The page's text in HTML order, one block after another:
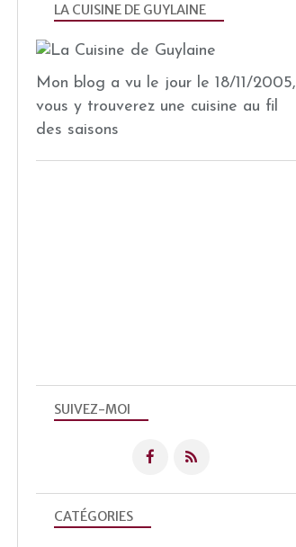
SUIVEZ-MOI
LA CUISINE DE GUYLAINE
Mon blog a vu le jour le 18/11/2005,
vous y trouverez une cuisine au fil
des saisons
CATÉGORIES